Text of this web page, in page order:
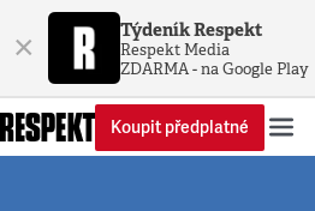
× Týdeník Respekt
Respekt Media
ZDARMA - na Google Play
Koupit předplatné